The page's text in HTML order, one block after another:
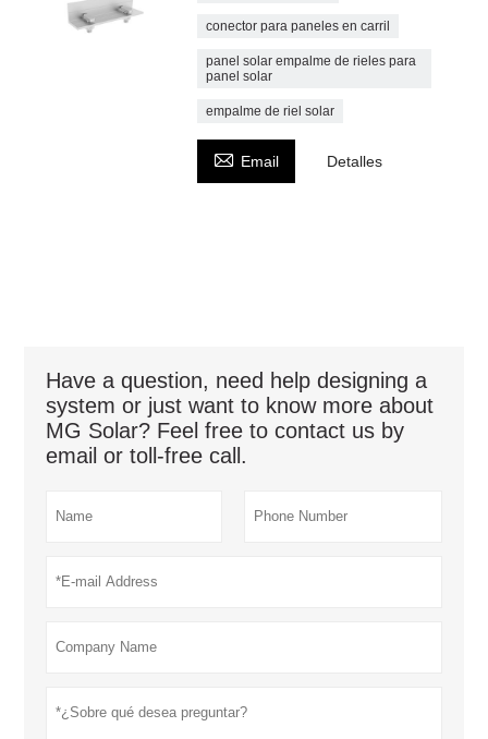
conector para paneles en carril
panel solar empalme de rieles para
panel solar
empalme de riel solar
 Email Detalles
Have a question, need help designing a
system or just want to know more about
MG Solar? Feel free to contact us by
email or toll-free call.